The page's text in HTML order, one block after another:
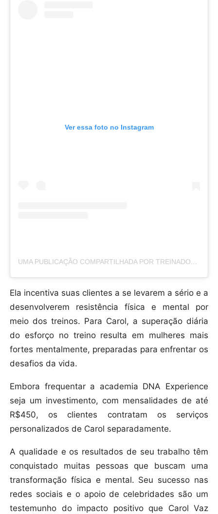
Ver essa foto no Instagram
UMA PUBLICAÇÃO COMPARTILHADA POR TREINADORA CAROL VAZ (@TEAMCAROLVAZ)
Ela incentiva suas clientes a se levarem a sério e a
desenvolverem resistência física e mental por
meio dos treinos. Para Carol, a superação diária
do esforço no treino resulta em mulheres mais
fortes mentalmente, preparadas para enfrentar os
desafios da vida.
Embora frequentar a academia DNA Experience
seja um investimento, com mensalidades de até
R$450, os clientes contratam os serviços
personalizados de Carol separadamente.
A qualidade e os resultados de seu trabalho têm
conquistado muitas pessoas que buscam uma
transformação física e mental. Seu sucesso nas
redes sociais e o apoio de celebridades são um
testemunho do impacto positivo que Carol Vaz